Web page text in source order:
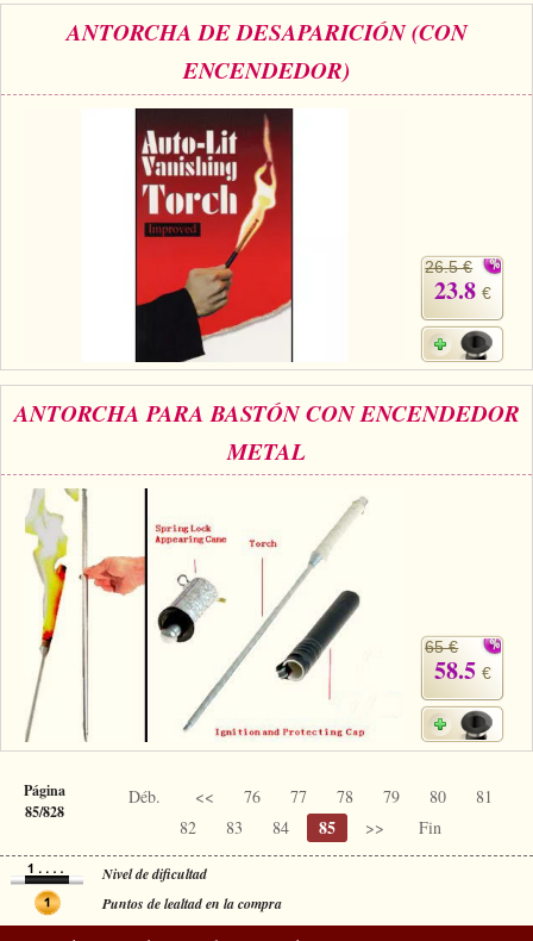
ANTORCHA DE DESAPARICIÓN (CON
ENCENDEDOR)
26.5 €
23.8 €
ANTORCHA PARA BASTÓN CON ENCENDEDOR
METAL
65 €
58.5 €
Página
85/828
Déb. << 76 77 78 79 80
81
82
83 84 85 >> Fin
Nivel de dificultad
Puntos de lealtad en la compra